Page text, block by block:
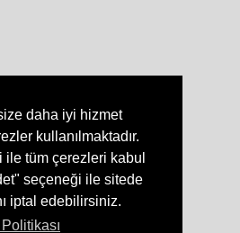
daha iyi hizmet
kullanılmaktadır.
tüm çerezleri kabul
seçeneği ile sitede
iptal edebilirsiniz.